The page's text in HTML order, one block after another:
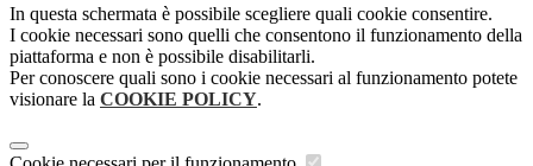
In questa schermata è possibile scegliere quali cookie consentire.
I cookie necessari sono quelli che consentono il funzionamento della
piattaforma e non è possibile disabilitarli.
Per conoscere quali sono i cookie necessari al funzionamento potete
visionare la COOKIE POLICY.